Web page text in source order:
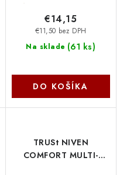
Na sklade (61 ks)
€11,50 bez DPH
€14,15
DO KOŠÍKA
TRUSt NIVEN
COMFORT MULTI-